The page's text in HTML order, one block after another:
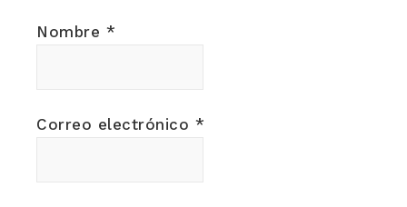
Nombre *
Correo electrónico *